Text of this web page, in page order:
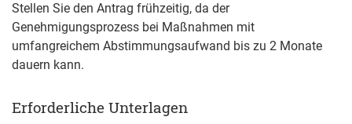
Stellen Sie den Antrag frühzeitig, da der
Genehmigungsprozess bei Maßnahmen mit
umfangreichem Abstimmungsaufwand bis zu 2 Monate
dauern kann.
Erforderliche Unterlagen